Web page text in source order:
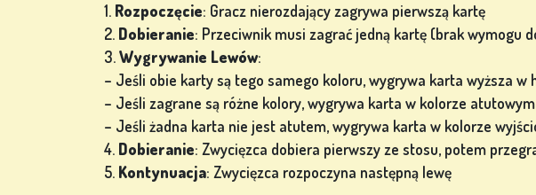
1. Rozpoczęcie: Gracz nierozdający zagrywa pierwszą kartę
2. Dobieranie: Przeciwnik musi zagrać jedną kartę (brak wymogu
3.Wygrywanie Lewów:
– Jeśli obie karty są tego samego koloru, wygrywa karta wyższa w
– Jeśli zagrane są różne kolory, wygrywa karta w kolorze atutowym
– Jeśli żadna karta nie jest atutem, wygrywa karta w kolorze
4. Dobieranie: Zwycięzca dobiera pierwszy ze stosu, potem
5. Kontynuacja: Zwycięzca rozpoczyna następną lewę